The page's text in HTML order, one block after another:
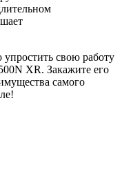
упростить свою работу
XR. Закажите его
самого